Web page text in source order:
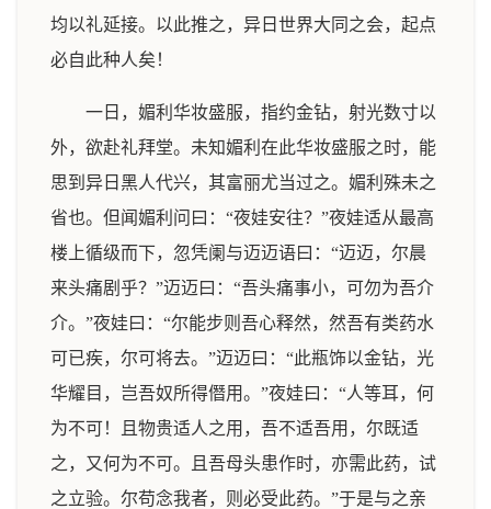
均以礼延接。以此推之，异日世界大同之会，起点
必自此种人矣！
一日，媚利华妆盛服，指约金钻，射光数寸以
外，欲赴礼拜堂。未知媚利在此华妆盛服之时，能
思到异日黑人代兴，其富丽尤当过之。媚利殊未之
省也。但闻媚利问曰：“夜娃安往？”夜娃适从最高
楼上循级而下，忽凭阑与迈迈语曰：“迈迈，尔晨
来头痛剧乎？”迈迈曰：“吾头痛事小，可勿为吾介
介。”夜娃曰：“尔能步则吾心释然，然吾有类药水
可已疾，尔可将去。”迈迈曰：“此瓶饰以金钻，光
华耀目，岂吾奴所得僭用。”夜娃曰：“人等耳，何
为不可！且物贵适人之用，吾不适吾用，尔既适
之，又何为不可。且吾母头患作时，亦需此药，试
之立验。尔苟念我者，则必受此药。”于是与之亲